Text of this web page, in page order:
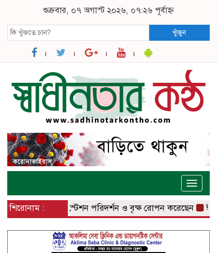
শুক্রবার, ০৭ অগাস্ট ২০২৬, ০৭:২৬ পূর্বাহ্ন
খুঁজুন
Toggle
শিরোনাম :
রেলওয়ে স্টেশন পরিদর্শন ও বৃক্ষ রোপন করেছেন ঈশ্বরদীতে